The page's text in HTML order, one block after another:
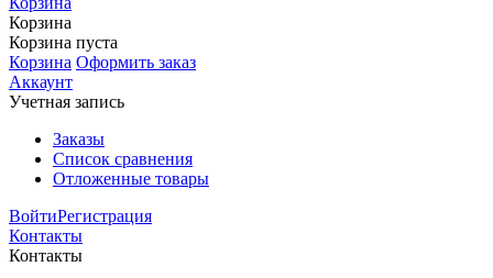
Корзина
Корзина пуста
Корзина Оформить заказ
Аккаунт
Учетная запись
Заказы
Список сравнения
Отложенные товары
ВойтиРегистрация
Контакты
Контакты